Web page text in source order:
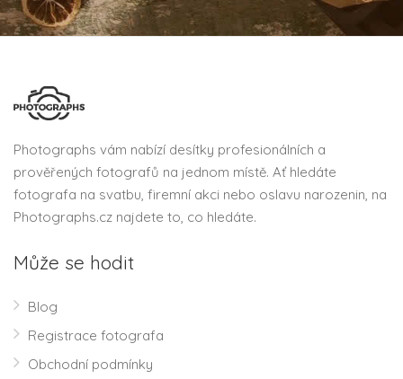
Photographs vám nabízí desítky profesionálních a
prověřených fotografů na jednom místě. Ať hledáte
fotografa na svatbu, firemní akci nebo oslavu narozenin, na
Photographs.cz najdete to, co hledáte.
Může se hodit
Blog
Registrace fotografa
Obchodní podmínky